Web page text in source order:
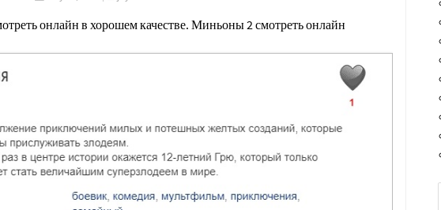
онлайн в хорошем качестве. Миньоны 2 смотреть онлайн